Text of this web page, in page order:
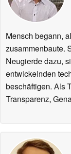
Mensch begann,
zusammenbaute.
Neugierde dazu,
entwickelnden
beschäftigen. Als
Transparenz,